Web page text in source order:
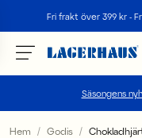
Fri frakt över 399 kr -
Säsongens
Välj språk /
Hem Godis